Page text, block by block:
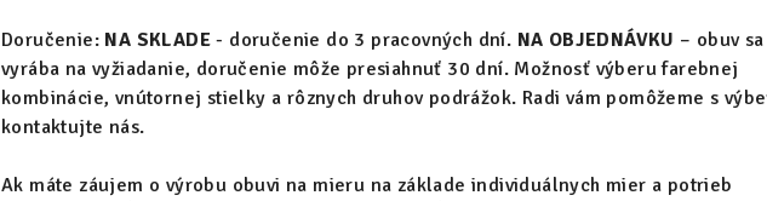
Doručenie: NA SKLADE - doručenie do 3 pracovných dní. NA OBJEDNÁVKU – obuv sa
vyrába na vyžiadanie, doručenie môže presiahnuť 30 dní. Možnosť výberu farebnej
kombinácie, vnútornej stielky a rôznych druhov podrážok. Radi vám pomôžeme s
kontaktujte nás.
Ak máte záujem o výrobu obuvi na mieru na základe individuálnych mier a potrieb